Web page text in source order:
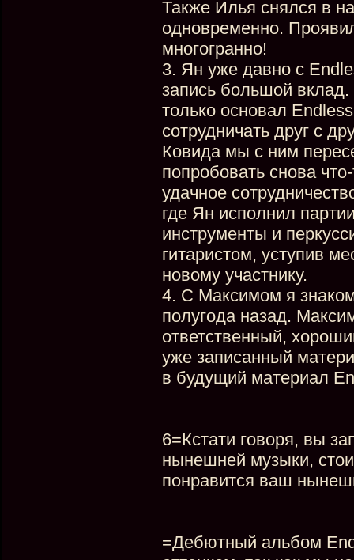
Также Илья снялся в
одновременно.
многогранно!
3. Ян уже давно с
запись большой
только основал
сотрудничать друг с
Ковида мы с ним
попробовать снова
удачное
где Ян исполнил
инструменты и
гитаристом, уступив
новому участнику.
4. С Максимом я
полугода назад.
ответственный,
уже записанный
в будущий материал
6=Кстати говоря, вы
нынешней музыки,
понравится ваш
=Дебютный альбом